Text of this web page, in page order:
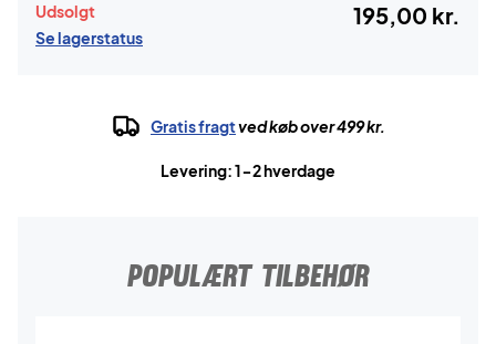
Udsolgt
Se lagerstatus
195,00 kr.
Gratis fragtved køb over 499 kr.
Levering: 1-2 hverdage
POPULÆRT TILBEHØR